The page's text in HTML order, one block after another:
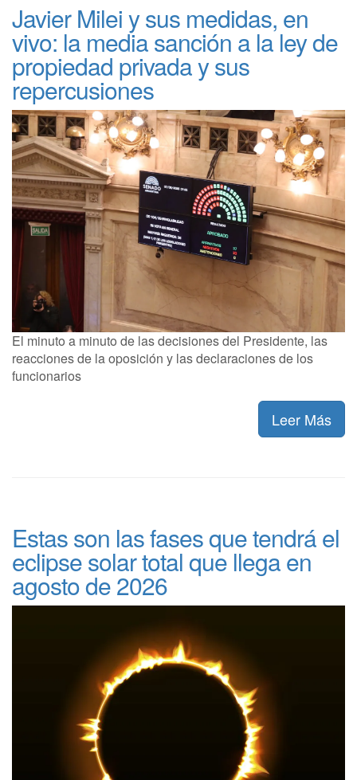
Javier Milei y sus medidas, en
vivo: la media sanción a la ley de
propiedad privada y sus
repercusiones
El minuto a minuto de las decisiones del Presidente, las
reacciones de la oposición y las declaraciones de los
funcionarios
Leer Más
Estas son las fases que tendrá el
eclipse solar total que llega en
agosto de 2026